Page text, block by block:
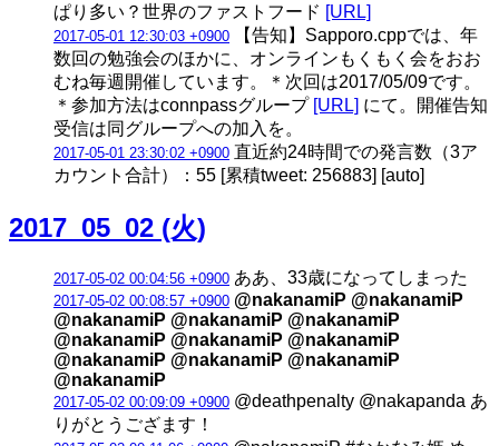
ぱり多い？世界のファストフード [URL]
2017-05-01 12:30:03 +0900 【告知】Sapporo.cppでは、年
数回の勉強会のほかに、オンラインもくもく会をおお
むね毎週開催しています。＊次回は2017/05/09です。
＊参加方法はconnpassグループ [URL] にて。開催告知
受信は同グループへの加入を。
2017-05-01 23:30:02 +0900 直近約24時間での発言数（3ア
カウント合計）：55 [累積tweet: 256883] [auto]
2017_05_02 (火)
2017-05-02 00:04:56 +0900 ああ、33歳になってしまった
2017-05-02 00:08:57 +0900 @nakanamiP @nakanamiP
@nakanamiP @nakanamiP @nakanamiP
@nakanamiP @nakanamiP @nakanamiP
@nakanamiP @nakanamiP @nakanamiP
@nakanamiP
2017-05-02 00:09:09 +0900 @deathpenalty @nakapanda あ
りがとうござます！